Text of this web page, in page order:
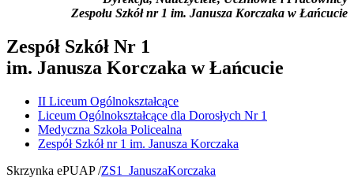
Zespołu Szkół nr 1 im. Janusza Korczaka w Łańcucie
Zespół Szkół Nr 1
im. Janusza Korczaka w Łańcucie
II Liceum Ogólnokształcące
Liceum Ogólnokształcące dla Dorosłych Nr 1
Medyczna Szkoła Policealna
Zespół Szkół nr 1 im. Janusza Korczaka
Skrzynka ePUAP /ZS1_JanuszaKorczaka